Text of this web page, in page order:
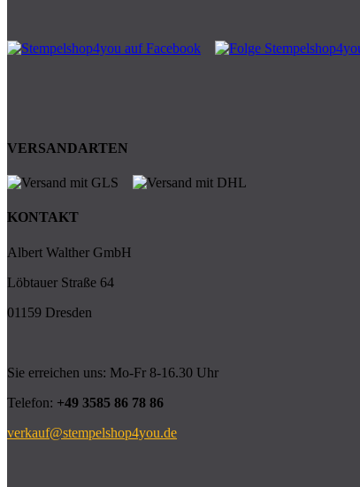
VERSANDARTEN
KONTAKT
Albert Walther GmbH
Löbtauer Straße 64
01159 Dresden
Sie erreichen uns: Mo-Fr 8-16.30 Uhr
Telefon: +49 3585 86 78 86
verkauf@stempelshop4you.de